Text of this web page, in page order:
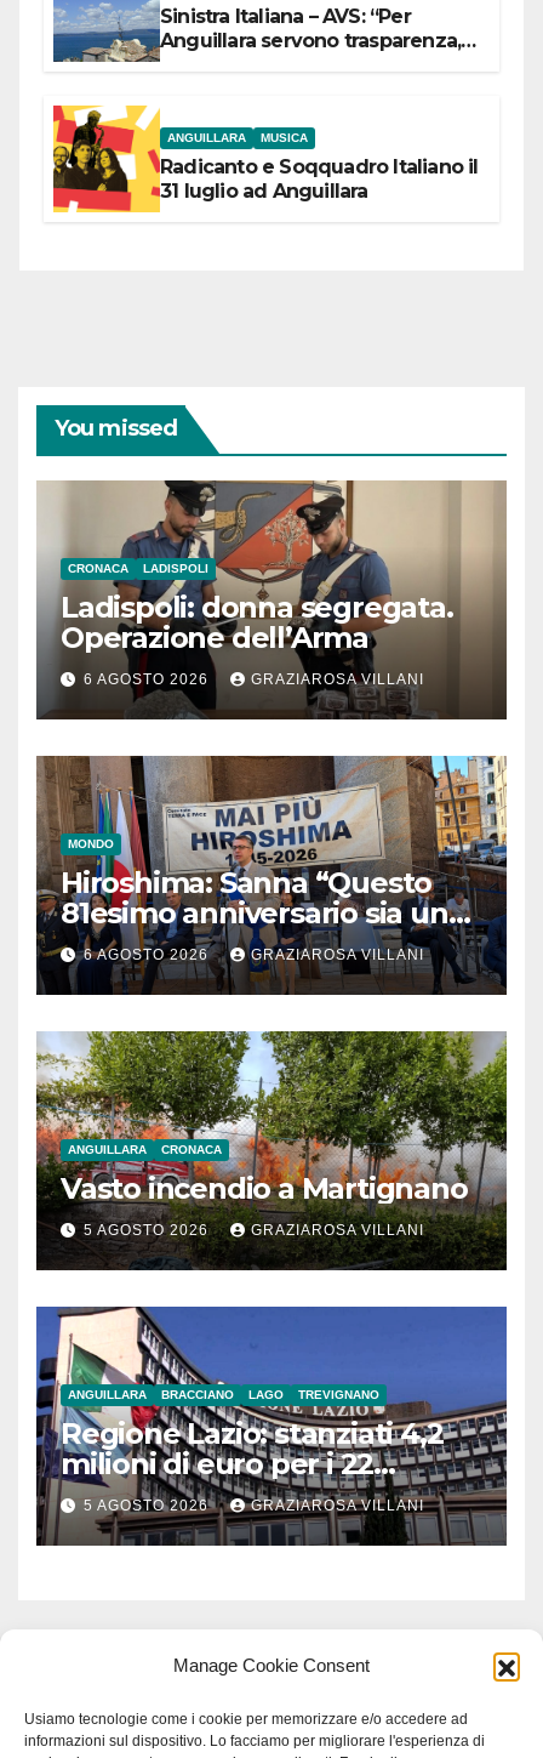
Manage Cookie Consent
Usiamo tecnologie come i cookie per memorizzare e/o accedere ad
informazioni sul dispositivo. Lo facciamo per migliorare l'esperienza di
Sinistra Italiana – AVS: “Per
Anguillara servono trasparenza,
ANGUILLARA MUSICA
Radicanto e Soqquadro Italiano il
31 luglio ad Anguillara
You missed
CRONACA LADISPOLI
Ladispoli: donna segregata.
Operazione dell’Arma
6 AGOSTO 2026 GRAZIAROSA VILLANI
MONDO
Hiroshima: Sanna “Questo
81esimo anniversario sia un
monito per tutti”
6 AGOSTO 2026 GRAZIAROSA VILLANI
ANGUILLARA CRONACA
Vasto incendio a Martignano
5 AGOSTO 2026 GRAZIAROSA VILLANI
ANGUILLARA BRACCIANO LAGO TREVIGNANO
Regione Lazio: stanziati 4,2
milioni di euro per i 22
Comuni dell’Etruria
Meridionale
5 AGOSTO 2026 GRAZIAROSA VILLANI